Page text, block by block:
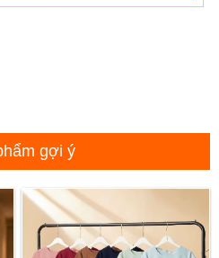
gợi ý